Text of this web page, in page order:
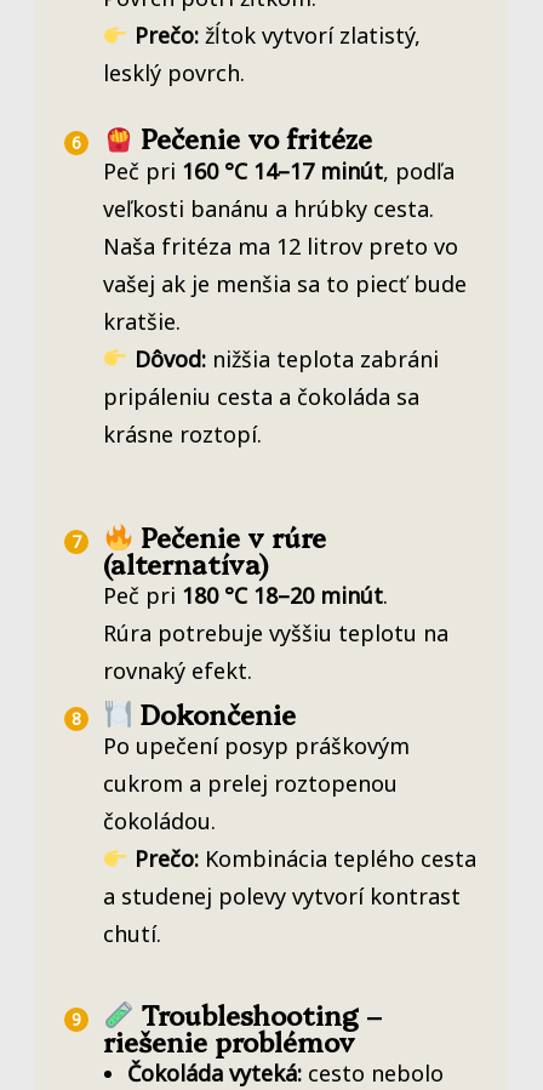
Prečo:žĺtok vytvorí zlatistý,
lesklý povrch.
Pečenie vo fritéze
Peč pri 160 °C 14–17 minút, podľa
veľkosti banánu a hrúbky cesta.
Naša fritéza ma 12 litrov preto vo
vašej ak je menšia sa to piecť bude
kratšie.
Dôvod:nižšia teplota zabráni
pripáleniu cesta a čokoláda sa
krásne roztopí.
Pečenie v rúre
(alternatíva)
Peč pri 180 °C 18–20 minút.
Rúra potrebuje vyššiu teplotu na
rovnaký efekt.
Dokončenie
Po upečení posyp práškovým
cukrom a prelej roztopenou
čokoládou.
Prečo:Kombinácia teplého cesta
a studenej polevy vytvorí kontrast
chutí.
Troubleshooting –
riešenie problémov
Čokoláda vyteká: cesto nebolo